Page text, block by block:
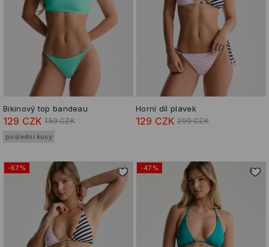
Bikinový top bandeau
129 CZK 159 CZK
poslední kusy
Horní díl plavek
129 CZK 299 CZK
-67% -47%